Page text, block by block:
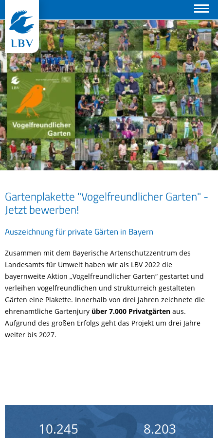
Gartenplakette "Vogelfreundlicher Garten" -
Jetzt bewerben!
Auszeichnung für private Gärten in Bayern
Zusammen mit dem Bayerische Artenschutzzentrum des
Landesamts für Umwelt haben wir als LBV 2022 die
bayernweite Aktion „Vogelfreundlicher Garten“ gestartet und
verleihen vogelfreundlichen und strukturreich gestalteten
Gärten eine Plakette. Innerhalb von drei Jahren zeichnete die
ehrenamtliche Gartenjury über 7.000 Privatgärten aus.
Aufgrund des großen Erfolgs geht das Projekt um drei Jahre
weiter bis 2027.
10.245 8.203